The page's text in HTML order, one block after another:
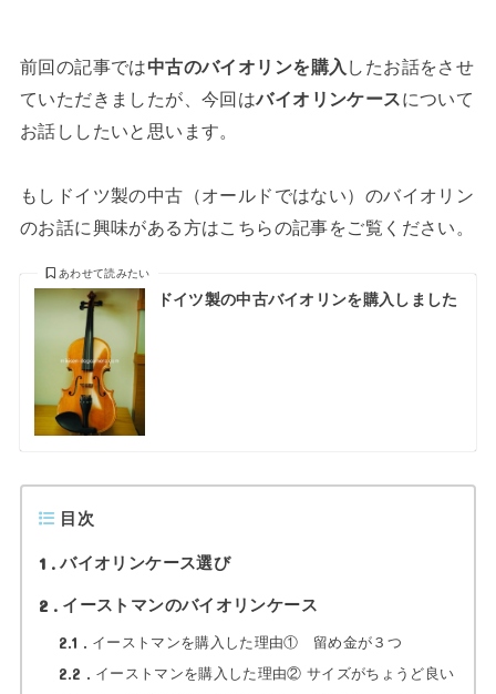
前回の記事では中古のバイオリンを購入 したお話をさせ
ていただきましたが、今回はバイオリンケースについて
お話ししたいと思います。
もしドイツ製の中古（オールドではない）のバイオリン
のお話に興味がある方はこちらの記事をご覧ください。
ドイツ製の中古バイオリンを購入しました
あわせて読みたい
目次
1 バイオリンケース選び
2 イーストマンのバイオリンケース
2.1 イーストマンを購入した理由① 留め金が３つ
2.2 イーストマンを購入した理由② サイズがちょうど良い